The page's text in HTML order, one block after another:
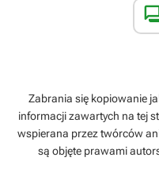
Zabrania się kopiowanie
informacji zawartych na tej
wspierana przez twórców
są objęte prawami